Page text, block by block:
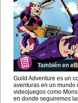
También en
Guild Adventure es un
aventuras en un mundo
videojuegos como
en donde seguiremos